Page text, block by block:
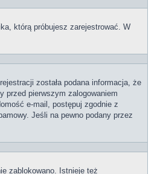
którą próbujesz zarejestrować. W
została podana informacja, że
przed pierwszym zalogowaniem
e-mail, postępuj zgodnie z
Jeśli na pewno podany przez
zablokowano. Istnieje też